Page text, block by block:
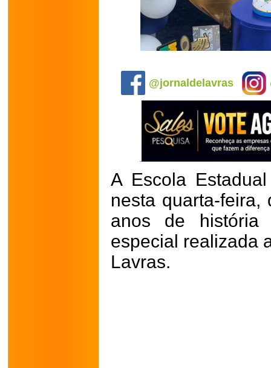
@jornaldelavras
A Escola
nesta quarta-
anos de história
especial realizada
Lavras.